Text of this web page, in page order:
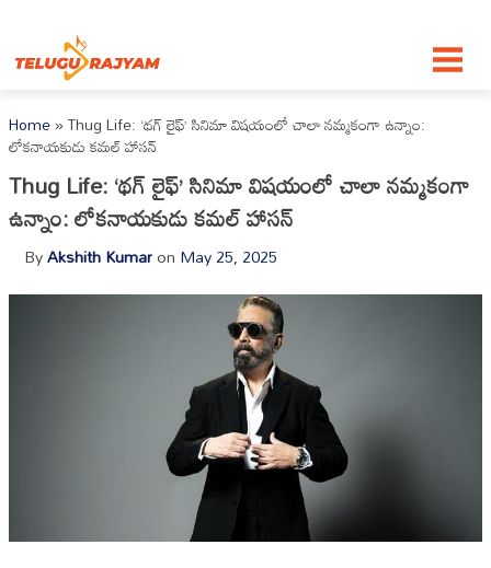
Home»Thug Life: ‘థగ్ లైఫ్’ సినిమా విష‌యంలో చాలా న‌మ్మ‌కంగా ఉన్నాం:
లోక‌నాయ‌కుడు క‌మ‌ల్ హాస‌న్‌
Thug Life: ‘థగ్ లైఫ్’ సినిమా విష‌యంలో చాలా న‌మ్మ‌కంగా
ఉన్నాం: లోక‌నాయ‌కుడు క‌మ‌ల్ హాస‌న్‌
ByAkshith Kumaron May 25, 2025